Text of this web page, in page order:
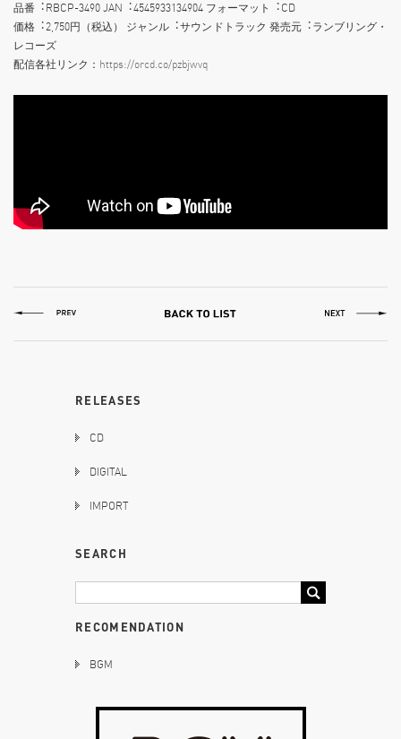
品番︓RBCP-3490 JAN︓4545933134904 フォーマット︓CD
価格︓2,750円（税込） ジャンル︓サウンドトラック 発売元︓ランブリング・
レコーズ
配信各社リンク： https://orcd.co/pzbjwvq
RELEASES
CD
DIGITAL
IMPORT
SEARCH
RECOMENDATION
BGM